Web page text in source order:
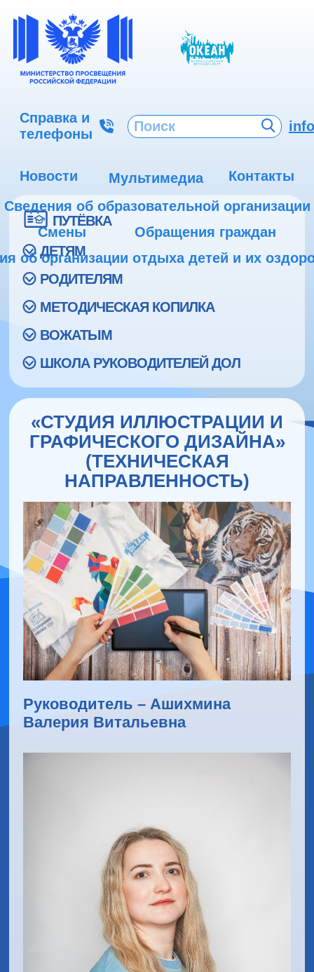
Справка и
телефоны
Новости Мультимедиа
Контакты
Сведения об образовательной организации
Смены
Обращения граждан
об организации отдыха детей и их
ПУТЁВКА
ДЕТЯМ
РОДИТЕЛЯМ
МЕТОДИЧЕСКАЯ КОПИЛКА
ВОЖАТЫМ
ШКОЛА РУКОВОДИТЕЛЕЙ ДОЛ
«СТУДИЯ ИЛЛЮСТРАЦИИ И
ГРАФИЧЕСКОГО ДИЗАЙНА»
(ТЕХНИЧЕСКАЯ
НАПРАВЛЕННОСТЬ)
Руководитель – Ашихмина
Валерия Витальевна